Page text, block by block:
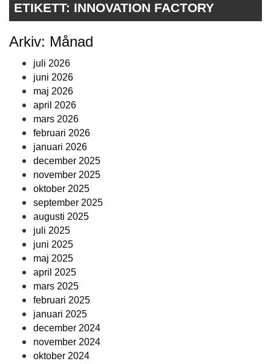
ETIKETT: INNOVATION FACTORY
Arkiv: Månad
juli 2026
juni 2026
maj 2026
april 2026
mars 2026
februari 2026
januari 2026
december 2025
november 2025
oktober 2025
september 2025
augusti 2025
juli 2025
juni 2025
maj 2025
april 2025
mars 2025
februari 2025
januari 2025
december 2024
november 2024
oktober 2024